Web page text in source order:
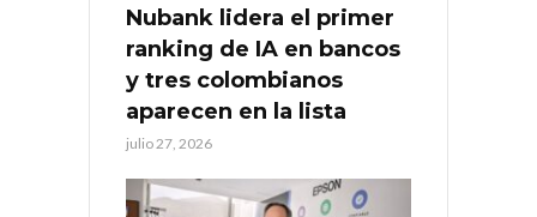
Nubank lidera el primer
ranking de IA en bancos
y tres colombianos
aparecen en la lista
julio 27, 2026